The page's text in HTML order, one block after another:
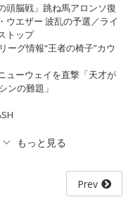
頭脳戦」跳ね馬アロンソ復
ウエザー 波乱の予選／ライ
トップ
ーグ情報“王者の椅子”カウ
ューウェイを直撃「天才が
ンの難題」
Prev